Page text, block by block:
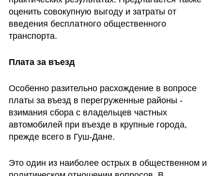
оценить совокупную выгоду и затраты от
введения бесплатного общественного
транспорта.
Плата за въезд
Особенно разительно расхождение в вопросе
платы за въезд в перегруженные районы -
взимания сбора с владельцев частных
автомобилей при въезде в крупные города,
прежде всего в Гуш-Дане.
Это один из наиболее острых в общественном и